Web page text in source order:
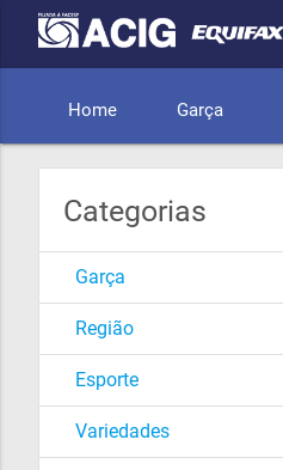
Home Garça
Categorias
Garça
Região
Esporte
Variedades